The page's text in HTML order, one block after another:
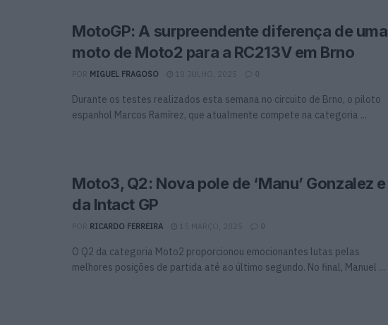
MotoGP: A surpreendente diferença de uma
moto de Moto2 para a RC213V em Brno
MIGUEL FRAGOSO 10 JULHO, 2025 0
Durante os testes realizados esta semana no circuito de Brno, o piloto
espanhol Marcos Ramírez, que atualmente compete na categoria ...
Moto3, Q2: Nova pole de ‘Manu’ Gonzalez e
da Intact GP
RICARDO FERREIRA 15 MARÇO, 2025 0
O Q2 da categoria Moto2 proporcionou emocionantes lutas pelas
melhores posições de partida até ao último segundo. No final, Manuel ...